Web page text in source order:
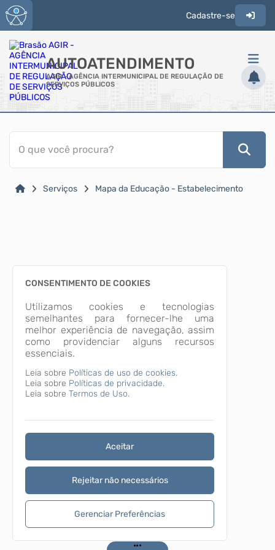
Cadastre-se
AUTOATENDIMENTO
AGIR - AGÊNCIA INTERMUNICIPAL DE REGULAÇÃO DE
SERVIÇOS PÚBLICOS
ACESSO RÁPIDO
Acessibilidade
Transparência
O que você procura?
Serviços Mapa da Educação - Estabelecimento
CONSENTIMENTO DE COOKIES
Utilizamos cookies e tecnologias
semelhantes para fornecer-lhe uma
melhor experiência de navegação, assim
como providenciar alguns recursos
essenciais.
Leia sobre Políticas de uso de cookies.
Leia sobre Políticas de privacidade.
Leia sobre Termos de Uso.
Aceitar
Rejeitar não necessários
Gerenciar Preferências